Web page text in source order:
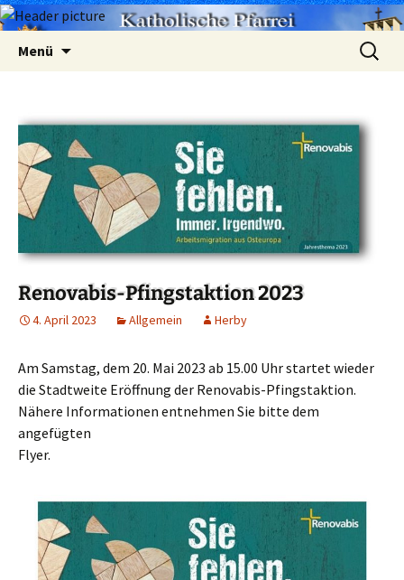
Menü
Suchen
nach:
Renovabis-Pfingstaktion 2023
4. April 2023 Allgemein Herby
Am Samstag, dem 20. Mai 2023 ab 15.00 Uhr startet wieder
die Stadtweite Eröffnung der Renovabis-Pfingstaktion.
Nähere Informationen entnehmen Sie bitte dem
angefügten
Flyer.